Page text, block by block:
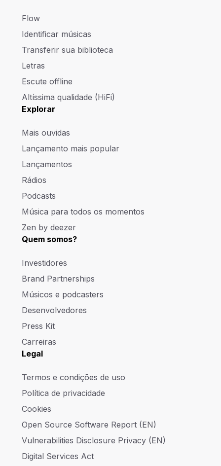
Flow
Identificar músicas
Transferir sua biblioteca
Letras
Escute offline
Altíssima qualidade (HiFi)
Explorar
Mais ouvidas
Lançamento mais popular
Lançamentos
Rádios
Podcasts
Música para todos os momentos
Zen by deezer
Quem somos?
Investidores
Brand Partnerships
Músicos e podcasters
Desenvolvedores
Press Kit
Carreiras
Legal
Termos e condições de uso
Política de privacidade
Cookies
Open Source Software Report (EN)
Vulnerabilities Disclosure Privacy (EN)
Digital Services Act